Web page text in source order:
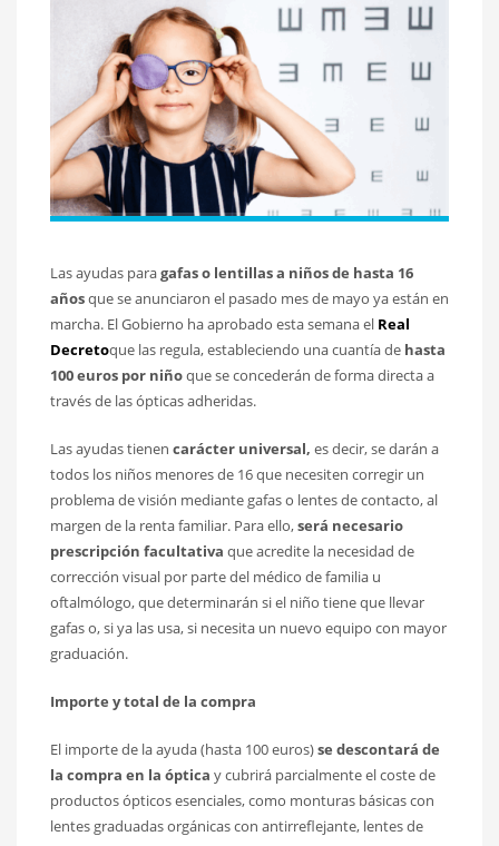
Las ayudas paragafas o lentillas a niños de hasta 16
añosque se anunciaron el pasado mes de mayo ya están en
marcha. El Gobierno ha aprobado esta semana el Real
Decretoque las regula, estableciendo una cuantía de hasta
100 euros por niñoque se concederán de forma directa a
través de las ópticas adheridas.
Las ayudas tienen carácter universal, es decir, se darán a
todos los niños menores de 16 que necesiten corregir un
problema de visión mediante gafas o lentes de contacto, al
margen de la renta familiar. Para ello,será necesario
prescripción facultativa que acredite la necesidad de
corrección visual por parte del médico de familia u
oftalmólogo, que determinarán si el niño tiene que llevar
gafas o, si ya las usa, si necesita un nuevo equipo con mayor
graduación.
Importe y total de la compra
El importe de la ayuda (hasta 100 euros)se descontará de
la compra en la óptica y cubrirá parcialmente el coste de
productos ópticos esenciales, como monturas básicas con
lentes graduadas orgánicas con antirreflejante, lentes de